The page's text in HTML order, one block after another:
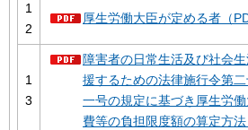
1
2
厚生労働大臣が定める者（
1
3
障害者の日常生活及び社会
援するための法律施行令第
一号の規定に基づき厚生労
費等の負担限度額の算定方法